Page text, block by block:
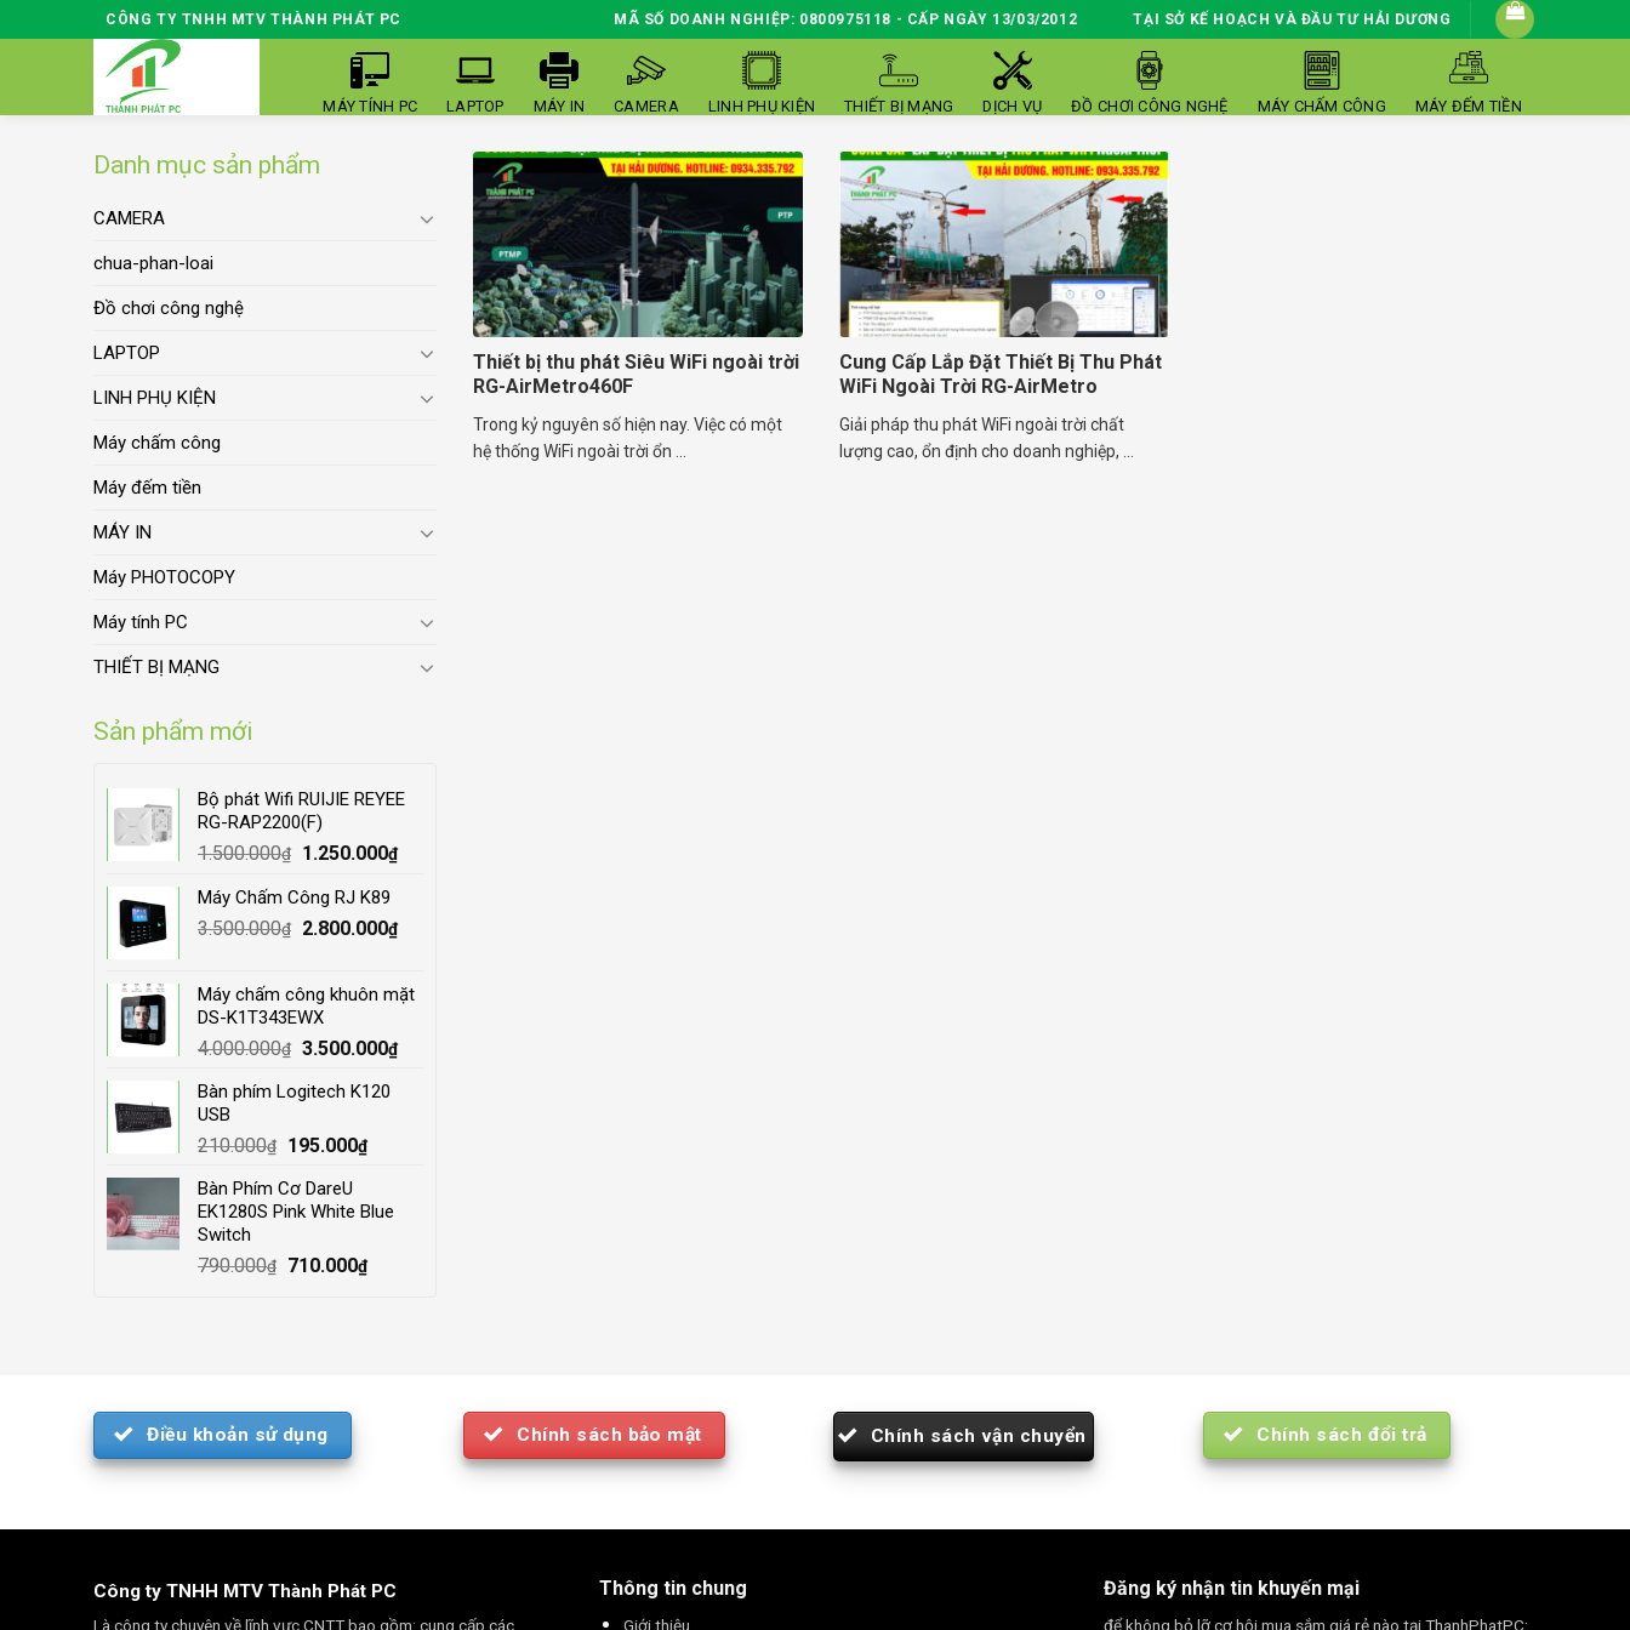
to
CÔNG TY TNHH MTV THÀNH PHÁT PC MÃ SỐ DOANH NGHIỆP: 0800975118 - CẤP NGÀY 13/03/2012 TẠI SỞ KẾ HOẠCH VÀ ĐẦU TƯ HẢI DƯƠNG
MÁY TÍNH PC LAPTOP MÁY IN CAMERA LINH PHỤ KIỆN THIẾT BỊ MẠNG DỊCH VỤ ĐỒ CHƠI CÔNG NGHỆ MÁY CHẤM CÔNG MÁY ĐẾM TIỀN
Danh mục sản phẩm
CAMERA
chua-phan-loai
Đồ chơi công nghệ
LAPTOP
LINH PHỤ KIỆN
Máy chấm công
Máy đếm tiền
MÁY IN
Máy PHOTOCOPY
Máy tính PC
THIẾT BỊ MẠNG
Sản phẩm mới
Bộ phát Wifi RUIJIE REYEE
RG-RAP2200(F)
1.500.000₫
Original
was:
1.500.000₫.
1.250.000₫Current
1.250.000₫.
Máy Chấm Công RJ K89
3.500.000₫
Original
3.500.000₫.
2.800.000₫Current
2.800.000₫.
Máy chấm công khuôn mặt
DS-K1T343EWX
4.000.000₫ Original
was:
3.500.000₫Current
Bàn phím Logitech K120
USB
210.000₫
Original
was:
210.000₫.
195.000₫Current
195.000₫.
Bàn Phím Cơ DareU
EK1280S Pink White Blue
Switch
790.000₫
Original
710.000₫Current
Thiết bị thu phát Siêu WiFi ngoài trời
RG-AirMetro460F
Trong kỷ nguyên số hiện nay. Việc có một
hệ thống WiFi ngoài trời ổn ...
Cung Cấp Lắp Đặt Thiết Bị Thu Phát
WiFi Ngoài Trời RG-AirMetro
Giải pháp thu phát WiFi ngoài trời chất
lượng cao, ổn định cho doanh nghiệp, ...
Điều khoản sử dụng Chính sách bảo mật Chính sách vận chuyển Chính sách đổi trả
Công ty TNHH MTV Thành Phát PC
Là công ty chuyên về lĩnh vực CNTT bao gồm: cung cấp các
Thông tin chung
Giới thiệu
Đăng ký nhận tin khuyến mại
để không bỏ lỡ cơ hội mua sắm giá rẻ nào tại ThanhPhatPC: